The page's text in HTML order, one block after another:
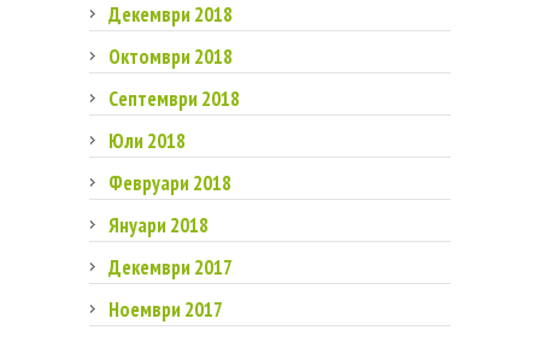
Декември 2018
Октомври 2018
Септември 2018
Юли 2018
Февруари 2018
Януари 2018
Декември 2017
Ноември 2017